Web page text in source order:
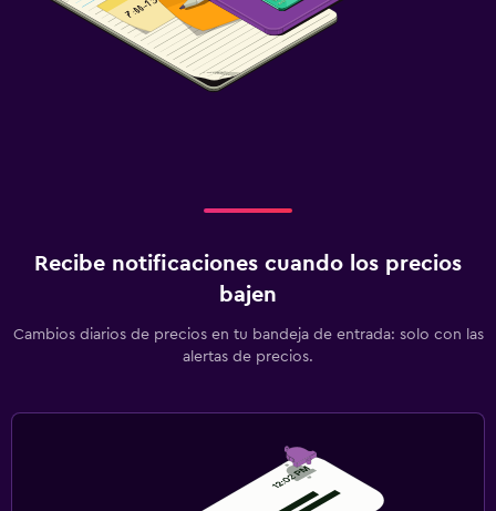
Estacionamiento y transporte
Carga de vehículos eléctricos
Sala de estar/TV compartida
Recibe notificaciones cuando los precios
bajen
Cambios diarios de precios en tu bandeja de entrada: solo con las
alertas de precios.